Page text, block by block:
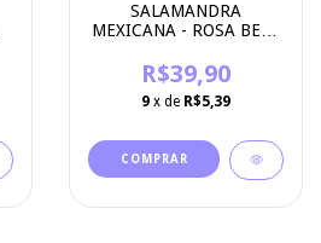
SALAMANDRA
MEXICANA - ROSA BEBÊ
COLORIDO
R$39,90
9 x de R$5,39